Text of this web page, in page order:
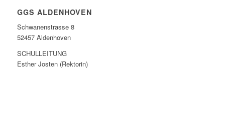
GGS ALDENHOVEN
Schwanenstrasse 8
52457 Aldenhoven
SCHULLEITUNG
Esther Josten (Rektorin)